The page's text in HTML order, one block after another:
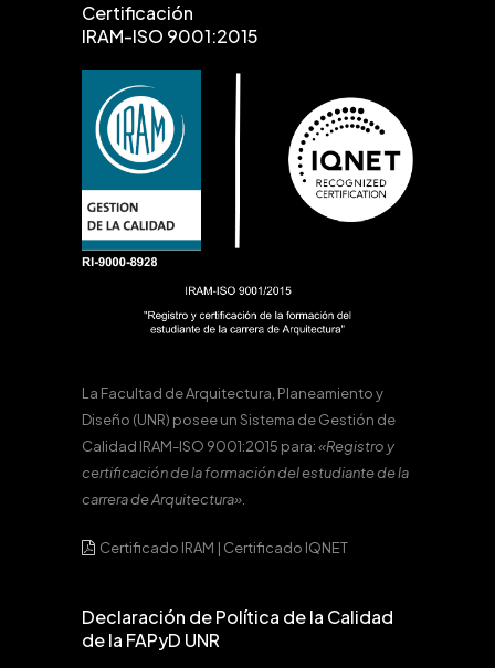
Certificación
IRAM-ISO 9001:2015
La Facultad de Arquitectura, Planeamiento y
Diseño (UNR) posee un Sistema de Gestión de
Calidad IRAM-ISO 9001:2015 para:«Registro y
certificación de la formación del estudiante de la
carrera de Arquitectura».
Certificado IRAM | Certificado IQNET
Declaración de Política de la Calidad
de la FAPyD UNR